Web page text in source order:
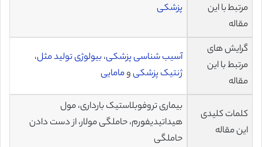
مرتبط با این
مقاله
پزشکی
گرایش های
مرتبط با این
مقاله
آسیب شناسی پزشکی،بیولوژی تولید مثل،
ژنتیک پزشکیومامایی
کلمات کلیدی
این مقاله
بیماری تروفوبلاستیک بارداری، مول
هیداتیدیفورم، حاملگی مولار، از دست دادن
حاملگی